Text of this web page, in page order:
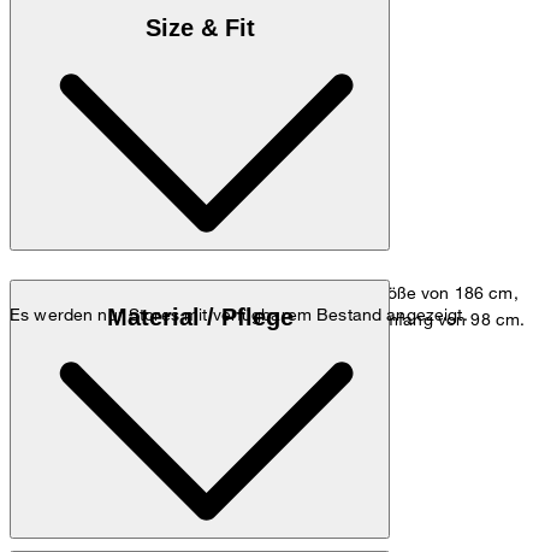
Es werden nur Stores mit verfügbarem Bestand angezeigt.
Size & Fit
Das Model trägt die Größe 48 bei einer Körpergröße von 186 cm,
einem Brustumfang von 98 cm und einem Hüftumfang von 98 cm.
Größentabelle
Material / Pflege